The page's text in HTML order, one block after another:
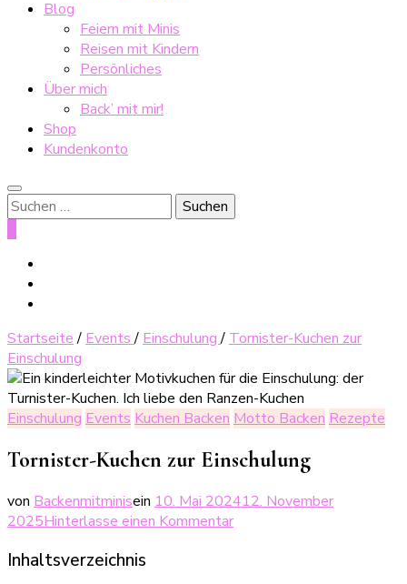
Blog
Feiern mit Minis
Reisen mit Kindern
Persönliches
Über mich
Back’ mit mir!
Shop
Kundenkonto
Suche
nach:
Startseite / Events/ Einschulung/ Tornister-Kuchen zur
Einschulung
Einschulung Events Kuchen Backen Motto Backen Rezepte
Tornister-Kuchen zur Einschulung
von Backenmitminisein 10. Mai 202412. November
2025Hinterlasse einen Kommentarzu
Inhaltsverzeichnis